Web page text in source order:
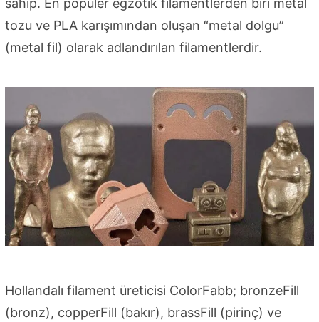
sahip. En popüler egzotik filamentlerden biri metal
tozu ve PLA karışımından oluşan “metal dolgu”
(metal fil) olarak adlandırılan filamentlerdir.
Hollandalı filament üreticisi ColorFabb; bronzeFill
(bronz), copperFill (bakır), brassFill (pirinç) ve